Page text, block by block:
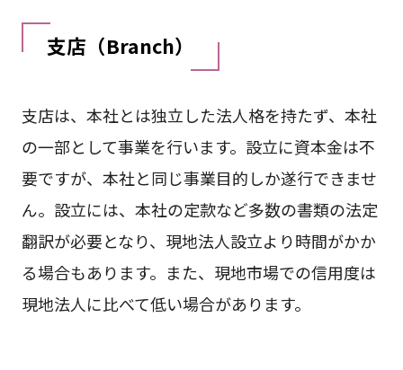
支店（Branch）
支店は、本社とは独立した法人格を持たず、本社
の一部として事業を行います。設立に資本金は不
要ですが、本社と同じ事業目的しか遂行できませ
ん。設立には、本社の定款など多数の書類の法定
翻訳が必要となり、現地法人設立より時間がかか
る場合もあります。また、現地市場での信用度は
現地法人に比べて低い場合があります。